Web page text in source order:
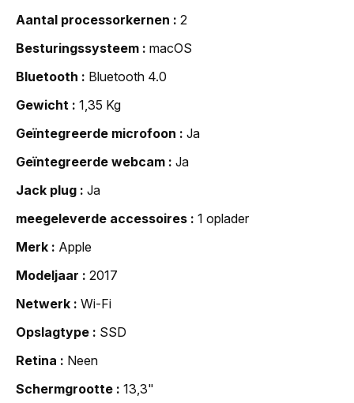
Aantal processorkernen
2
Besturingssysteem
macOS
Bluetooth
Bluetooth 4.0
Gewicht
1,35 Kg
Geïntegreerde microfoon
Ja
Geïntegreerde webcam
Ja
Jack plug
Ja
meegeleverde accessoires
1 oplader
Merk
Apple
Modeljaar
2017
Netwerk
Wi-Fi
Opslagtype
SSD
Retina
Neen
Schermgrootte
13,3"